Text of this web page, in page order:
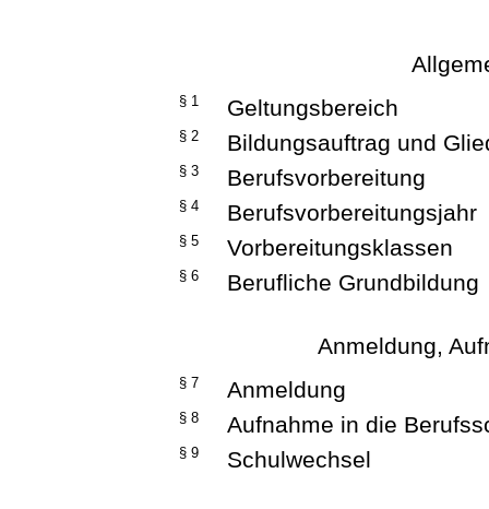
§ 1 Geltungsbereich
§ 2 Bildungsauftrag und
§ 3 Berufsvorbereitung
§ 4 Berufsvorbereitungsjahr
§ 5 Vorbereitungsklassen
§ 6 Berufliche Grundbildung
Anmeldung,
§ 7 Anmeldung
§ 8 Aufnahme in die
§ 9 Schulwechsel